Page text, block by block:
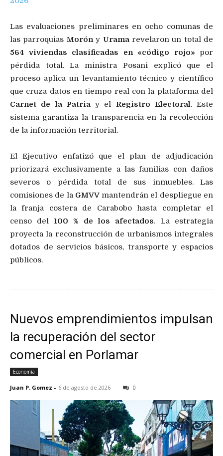
Las evaluaciones preliminares en ocho comunas de
las parroquias Moróny Uramarevelaron un total de
564 viviendas clasificadas en «código rojo» por
pérdida total. La ministra Posani explicó que el
proceso aplica un levantamiento técnico y científico
que cruza datos en tiempo real con la plataforma del
Carnet de la Patriay el Registro Electoral. Este
sistema garantiza la transparencia en la recolección
de la información territorial.
El Ejecutivo enfatizó que el plan de adjudicación
priorizará exclusivamente a las familias con daños
severos o pérdida total de sus inmuebles. Las
comisiones de la GMVVmantendrán el despliegue en
la franja costera de Carabobo hasta completar el
censo del 100 % de los afectados. La estrategia
proyecta la reconstrucción de urbanismos integrales
dotados de servicios básicos, transporte y espacios
públicos.
Nuevos emprendimientos impulsan
la recuperación del sector
comercial en Porlamar
Economía
Juan P. Gomez - 6 de agosto de 2026 0